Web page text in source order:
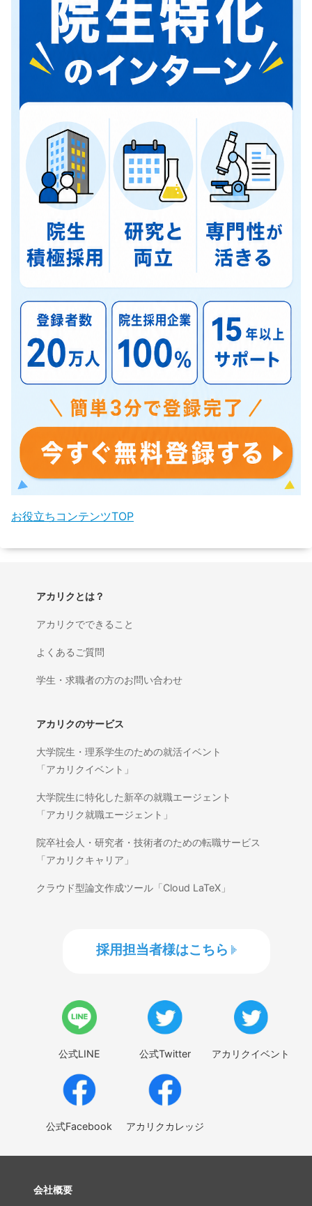
お役立ちコンテンツTOP
アカリクとは？
アカリクでできること
よくあるご質問
学生・求職者の方のお問い合わせ
アカリクのサービス
大学院生・理系学生のための就活イベント
「アカリクイベント」
大学院生に特化した新卒の就職エージェント
「アカリク就職エージェント」
院卒社会人・研究者・技術者のための転職サービス
「アカリクキャリア」
クラウド型論文作成ツール「Cloud LaTeX」
採用担当者様はこちら
公式LINE 公式Twitter アカリクイベント
公式Facebook アカリクカレッジ
会社概要